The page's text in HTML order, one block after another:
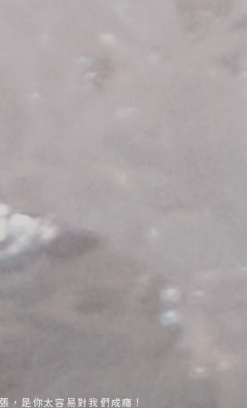
，是你太容易對我們成癮！